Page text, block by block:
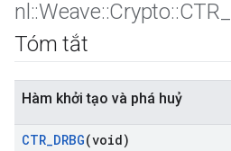
nl ::Weave::Crypto::CTR
Tóm tắt
Hàm khởi tạo và phá huỷ
CTR_DRBG(void)